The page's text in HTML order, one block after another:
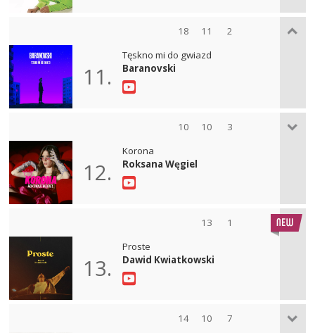
18 11 2
11.
Tęskno mi do gwiazd
Baranovski
10 10 3
12.
Korona
Roksana Węgiel
13 1
13.
Proste
Dawid Kwiatkowski
14 10 7